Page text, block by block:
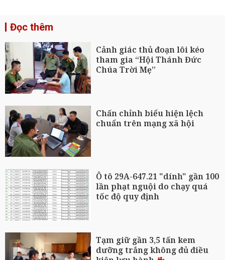
Đọc thêm
Cảnh giác thủ đoạn lôi kéo
tham gia “Hội Thánh Đức
Chúa Trời Mẹ”
Chấn chỉnh biểu hiện lệch
chuẩn trên mạng xã hội
Ô tô 29A-647.21 "dính" gần 100
lần phạt nguội do chạy quá
tốc độ quy định
Tạm giữ gần 3,5 tấn kem
dưỡng trắng không đủ điều